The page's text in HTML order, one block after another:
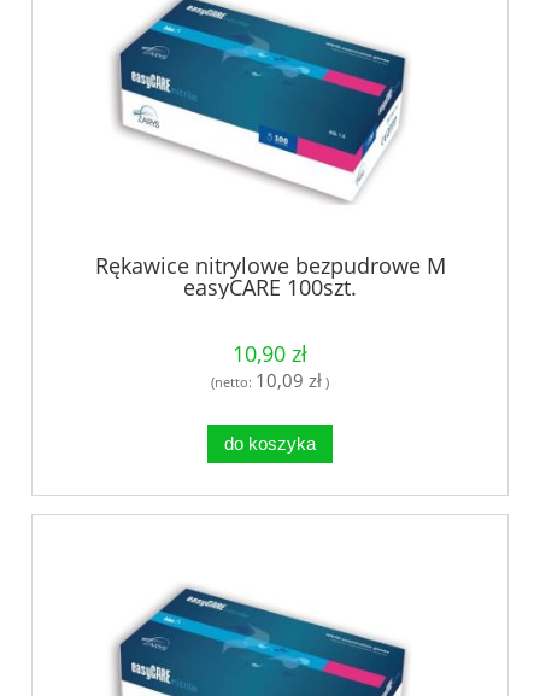
Rękawice nitrylowe bezpudrowe M
easyCARE 100szt.
10,90 zł
(netto: 10,09 zł )
do koszyka